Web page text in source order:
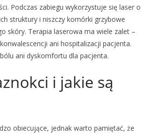
Podczas zabiegu wykorzystuje się laser o
struktury i niszczy komórki grzybowe
skóry. Terapia laserowa ma wiele zalet –
ani hospitalizacji pacjenta.
ani dyskomfortu dla pacjenta.
i jakie są
obiecujące, jednak warto pamiętać, że